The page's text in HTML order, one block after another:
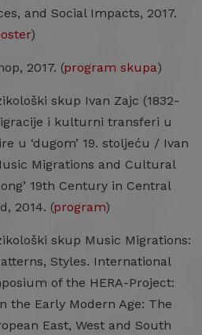
and Social Impacts, 2017.
)
2017. (program skupa)
skup Ivan Zajc (1832-
i kulturni transferi u
u ‘dugom’ 19. stoljeću / Ivan
Migrations and Cultural
19th Century in Central
2014. (program)
skup Music Migrations:
Styles. International
of the HERA-Project:
the Early Modern Age: The
East, West and South